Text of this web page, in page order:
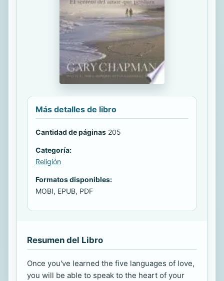
Más detalles de libro
Cantidad de páginas 205
Categoría:
Religión
Formatos disponibles:
MOBI, EPUB, PDF
Resumen del Libro
Once you've learned the five languages of love,
you will be able to speak to the heart of your